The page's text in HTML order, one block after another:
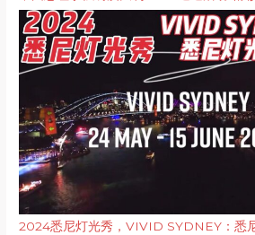
2024悉尼灯光秀，VIVID SYDNEY：悉